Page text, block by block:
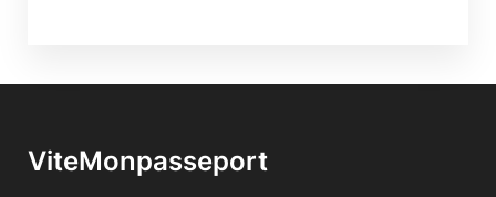
ViteMonpasseport